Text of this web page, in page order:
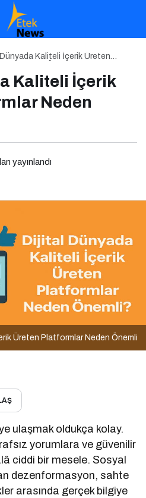
Kaliteli İçerik Üreten
Kaliteli İçerik
Neden
yayınlandı
Üreten Platformlar Neden Önemli
ulaşmak oldukça kolay.
yorumlara ve güvenilir
ciddi bir mesele. Sosyal
dezenformasyon, sahte
arasında gerçek bilgiye
Tutan 12 Özgün